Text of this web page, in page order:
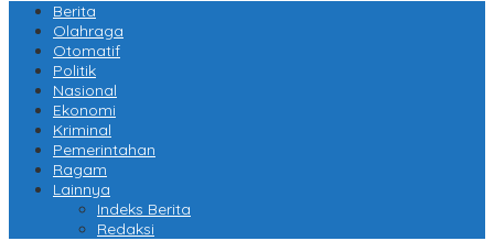
Berita
Olahraga
Otomatif
Politik
Nasional
Ekonomi
Kriminal
Pemerintahan
Ragam
Lainnya
Indeks Berita
Redaksi